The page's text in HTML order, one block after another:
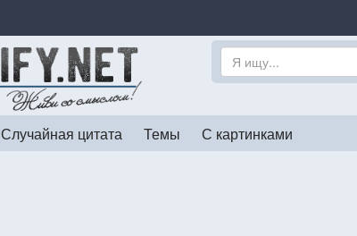
Случайная цитата Темы С картинками